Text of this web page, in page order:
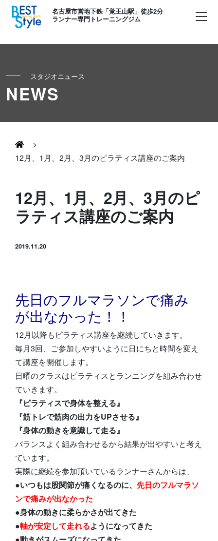
名古屋市営地下鉄「覚王山駅」徒歩2分
ランナー専門トレーニングジム
初めての方へ
お客様の声
足育
Runner's パーソナル
Runner's ピラティス
キッズ・かけっこ
お知らせ
アクセス
体験予約する
スタジオニュース
NEWS
>
12月、1月、2月、3月のピラティス講座のご案内
12月、1月、2月、3月のピ
ラティス講座のご案内
2019.11.20
先日のフルマラソンで痛み
が出なかった！！
12月以降もピラティス講座を継続していきます。
毎月3回、ご参加しやすいように日にちと時間を変え
て講座を開催します。
日曜のクラスはピラティスとランニングを組み合わせ
ていきます。
『ピラティスで身体を整える』
『筋トレで筋肉の出力をUPさせる』
『身体の動きを意識して走る』
バランスよく組み合わせるから結果が出やすいと考え
ています。
実際に継続を参加頂いているランナーさんからは、
●いつもは股関節が痛くなるのに、 先日のフルマラソ
ンで痛みが出なかった
●身体の動きに柔らかさが出てきた
●軸が安定して走れるようになってきた